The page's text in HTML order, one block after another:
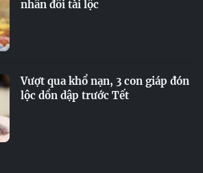
nhân đôi tài lộc
Vượt qua khổ nạn, 3 con giáp đón
lộc dồn dập trước Tết